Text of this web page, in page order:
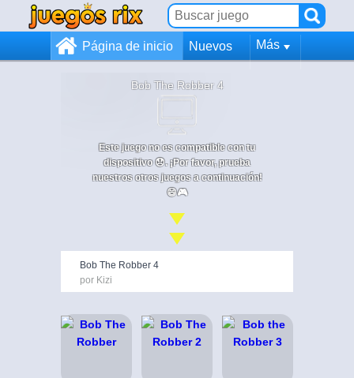
Página de inicio Nuevos Más
Bob The Robber 4
Este juego no es compatible con tu
dispositivo 😞. ¡Por favor, prueba
nuestros otros juegos a continuación!
😄🎮
Bob The Robber 4
por Kizi